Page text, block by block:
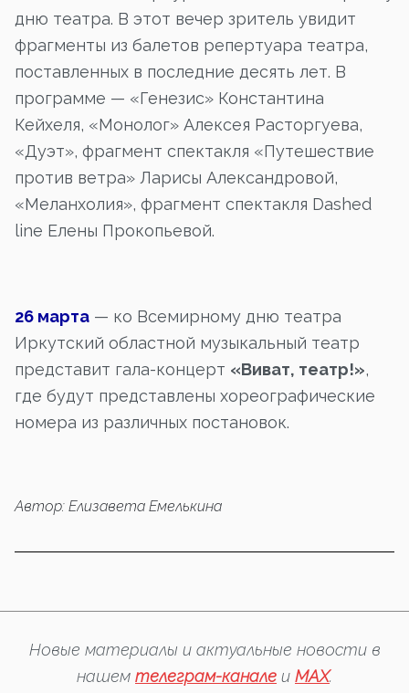
дню театра. В этот вечер зритель увидит
фрагменты из балетов репертуара театра,
поставленных в последние десять лет. В
программе — «Генезис» Константина
Кейхеля, «Монолог» Алексея Расторгуева,
«Дуэт», фрагмент спектакля «Путешествие
против ветра» Ларисы Александровой,
«Меланхолия», фрагмент спектакля Dashed
line Елены Прокопьевой.
26 марта — ко Всемирному дню театра
Иркутский областной музыкальный театр
представит гала-концерт «Виват, театр!»,
где будут представлены хореографические
номера из различных постановок.
Автор: Елизавета Емелькина
Новые материалы и актуальные новости в
нашем телеграм-канале и MAX.